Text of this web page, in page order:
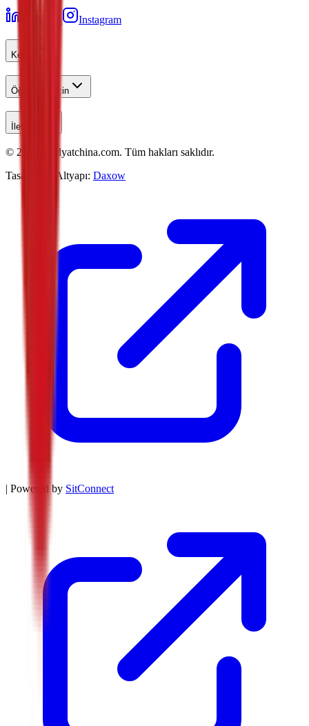
Instagram
Keşfet
Öğrenciler İçin
İletişim
© 2026 Studyatchina.com. Tüm hakları saklıdır.
Tasarım ve Altyapı: Daxow
| Powered by SitConnect